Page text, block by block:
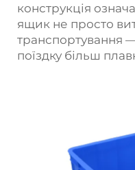
конструкція
ящик не просто
транспортування
поїздку більш